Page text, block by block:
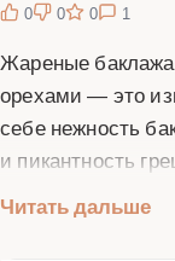
0 0 0 1
Жареные
орехами — это
себе нежность
и пикантность
сиропом,
Читать дальше